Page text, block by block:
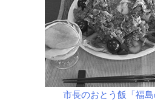
市長のおとう飯「福島